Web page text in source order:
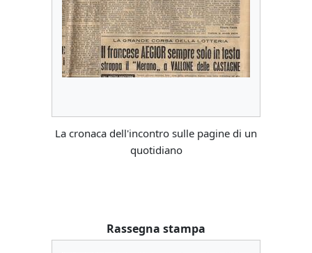
La cronaca dell'incontro sulle pagine di un
quotidiano
Rassegna stampa